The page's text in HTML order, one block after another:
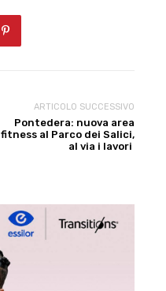
ARTICOLO SUCCESSIVO
Pontedera: nuova area
fitness al Parco dei Salici,
al via i lavori